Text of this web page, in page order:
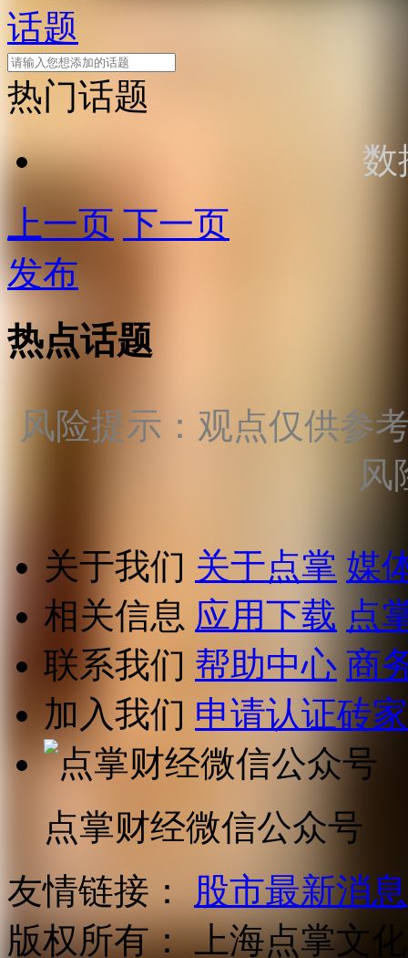
话题
热门话题
数
上一页 下一页
发布
热点话题
风险提示：观点仅供参
风
关于我们 关于点掌 媒
相关信息 应用下载 点
联系我们 帮助中心 商
加入我们 申请认证砖家
点掌财经微信公众号
友情链接：
股市最新消息
版权所有： 上海点掌文